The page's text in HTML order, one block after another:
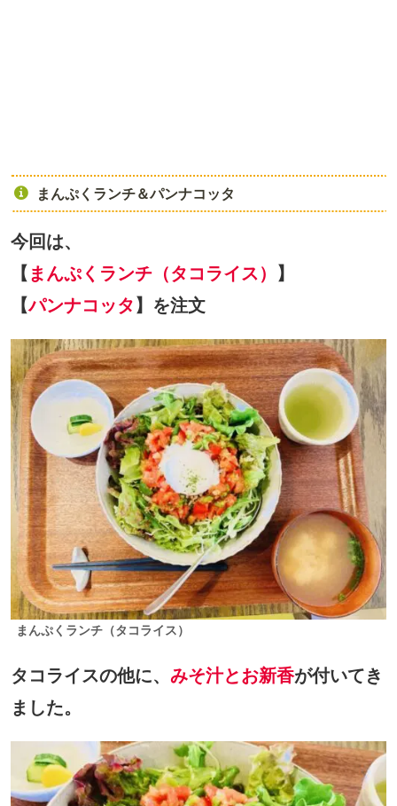
まんぷくランチ＆パンナコッタ
今回は、
【 まんぷくランチ（タコライス）
】
【パンナコッタ 】を注文
まんぷくランチ（タコライス）
タコライスの他に、 みそ汁とお新香が付いてき
ました。